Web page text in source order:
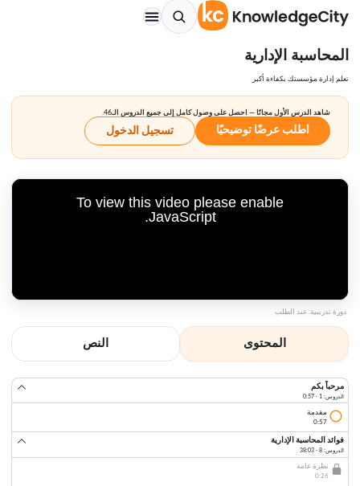
المحاسبة الإدارية
تعلم إدارة مؤسستك بكفاءة أكبر
شاهد الدرس الأول مجانًا — احصل على وصول كامل إلى جميع الدروس الـ46.
اطلب عرضًا توضيحيًا تسجيل الدخول
To view this video please enable
JavaScript.
دورة تدريبية: عند الطلب
المحتوى النص
مرحباً بكم
الدروس: 1 · 0:57
مقدمة
0:57
فوائد المحاسبة الإدارية
الدروس: 8 · 38:03
نظرة عامة
0:26